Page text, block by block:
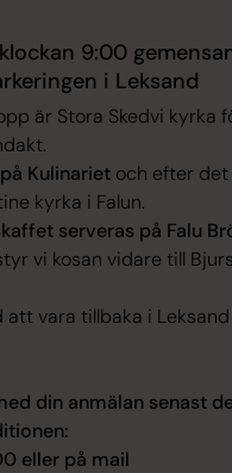
9:00
i Leksand
är Stora Skedvi kyrka
Kulinariet och efter
kyrka i Falun.
serveras på Falu
vi kosan vidare till
att vara tillbaka i
din anmälan senast
eller på mail